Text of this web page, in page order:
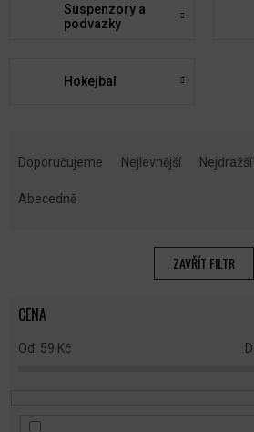
Suspenzory a
podvazky
Hokejbal
Doporučujeme Nejlevnější Nejdražší
Abecedně
ZAVŘÍT FILTR
CENA
59 Kč